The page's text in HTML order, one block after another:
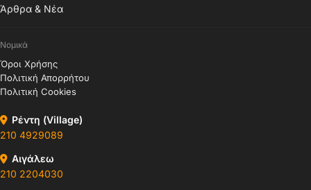
Άρθρα & Νέα
Νομικά
Όροι Χρήσης
Πολιτική Απορρήτου
Πολιτική Cookies
Ρέντη (Village)
210 4929089
Αιγάλεω
210 2204030